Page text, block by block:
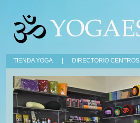
TIENDA YOGA DIRECTORIO CENTROS